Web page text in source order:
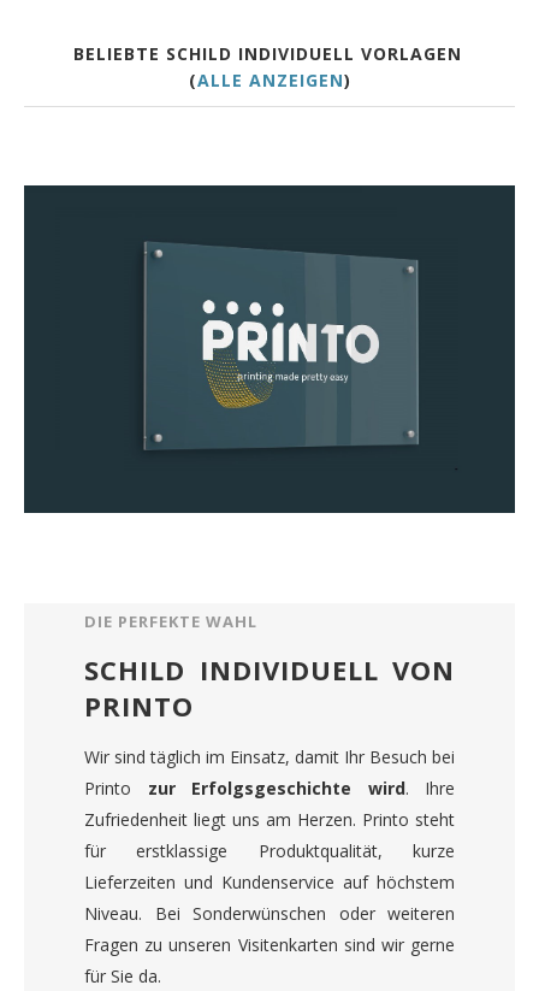
BELIEBTE SCHILD INDIVIDUELL VORLAGEN
(ALLE ANZEIGEN)
DIE PERFEKTE WAHL
SCHILD INDIVIDUELL VON
PRINTO
Wir sind täglich im Einsatz, damit Ihr Besuch bei
Printo zur Erfolgsgeschichte wird. Ihre
Zufriedenheit liegt uns am Herzen. Printo steht
für erstklassige Produktqualität, kurze
Lieferzeiten und Kundenservice auf höchstem
Niveau. Bei Sonderwünschen oder weiteren
Fragen zu unseren Visitenkarten sind wir gerne
für Sie da.